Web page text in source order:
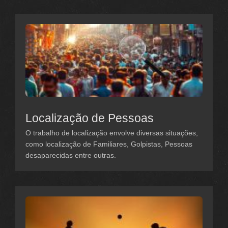
Localização de Pessoas
O trabalho de localização envolve diversas situações,
como localização de Familiares, Golpistas, Pessoas
desaparecidas entre outras.